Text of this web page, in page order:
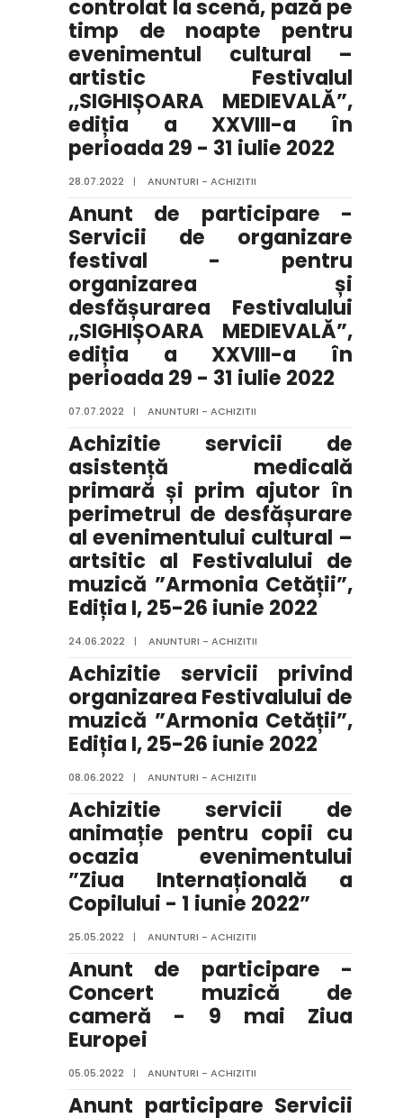
controlat la scenă, pază pe
timp de noapte pentru
evenimentul cultural –
artistic Festivalul
,,SIGHIȘOARA MEDIEVALĂ”,
ediția a XXVIII-a în
perioada 29 - 31 iulie 2022
28.07.2022 | ANUNTURI - ACHIZITII
Anunt de participare -
Servicii de organizare
festival - pentru
organizarea și
desfășurarea Festivalului
,,SIGHIȘOARA MEDIEVALĂ”,
ediția a XXVIII-a în
perioada 29 - 31 iulie 2022
07.07.2022 | ANUNTURI - ACHIZITII
Achizitie servicii de
asistență medicală
primară și prim ajutor în
perimetrul de desfășurare
al evenimentului cultural –
artsitic al Festivalului de
muzică ”Armonia Cetății”,
Ediția I, 25-26 iunie 2022
24.06.2022 | ANUNTURI - ACHIZITII
Achizitie servicii privind
organizarea Festivalului de
muzică ”Armonia Cetății”,
Ediția I, 25-26 iunie 2022
08.06.2022 | ANUNTURI - ACHIZITII
Achizitie servicii de
animație pentru copii cu
ocazia evenimentului
”Ziua Internațională a
Copilului - 1 iunie 2022”
25.05.2022 | ANUNTURI - ACHIZITII
Anunt de participare -
Concert muzică de
cameră - 9 mai Ziua
Europei
05.05.2022 | ANUNTURI - ACHIZITII
Anunt participare Servicii